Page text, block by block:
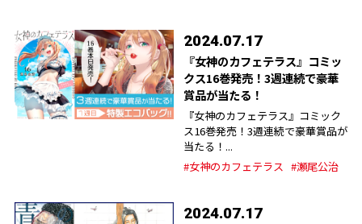
2024.07.17
『女神のカフェテラス』コミッ
クス16巻発売！3週連続で豪華
賞品が当たる！
『女神のカフェテラス』コミック
ス16巻発売！3週連続で豪華賞品が
当たる！...
#女神のカフェテラス #瀬尾公治
2024.07.17